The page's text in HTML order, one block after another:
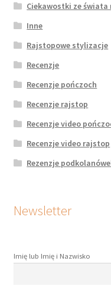
Ciekawostki ze
Inne
Rajstopowe stylizacje
Recenzje
Recenzje pończoch
Recenzje rajstop
Recenzje video
Recenzje video rajstop
Rezenzje
Newsletter
Imię lub Imię i Nazwisko